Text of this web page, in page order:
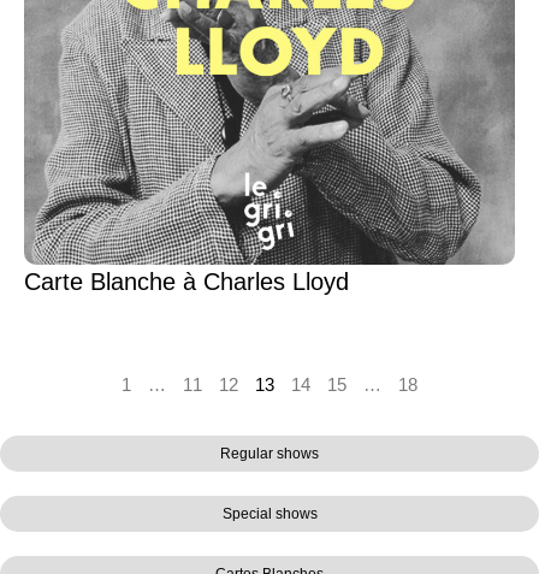
Regular shows
Special shows
Carte Blanche à Charles Lloyd
1 … 11 12 13 14 15 … 18